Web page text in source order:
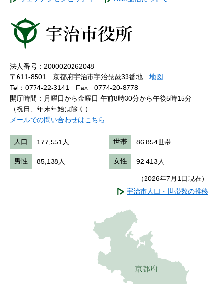
法人番号：2000020262048
〒611-8501 京都府宇治市宇治琵琶33番地 地図
Tel：0774-22-3141
Fax：0774-20-8778
開庁時間：月曜日から金曜日 午前8時30分から午後5時15分
（祝日、年末年始は除く）
メールでの問い合わせはこちら
人口 177,551人 世帯 86,854世帯
男性 85,138人 女性 92,413人
（2026年7月1日現在）
宇治市人口・世帯数の推移